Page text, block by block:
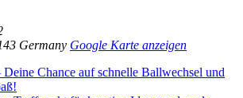
Germany Google Karte anzeigen
Deine Chance auf schnelle Ballwechsel und